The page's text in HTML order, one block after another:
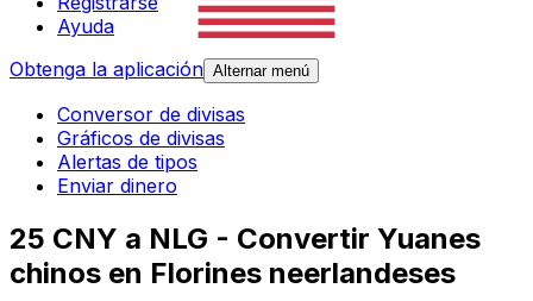
Ayuda
Obtenga la aplicación Alternar menú
Conversor de divisas
Gráficos de divisas
Alertas de tipos
Enviar dinero
25 CNY a NLG - Convertir Yuanes
chinos en Florines neerlandeses